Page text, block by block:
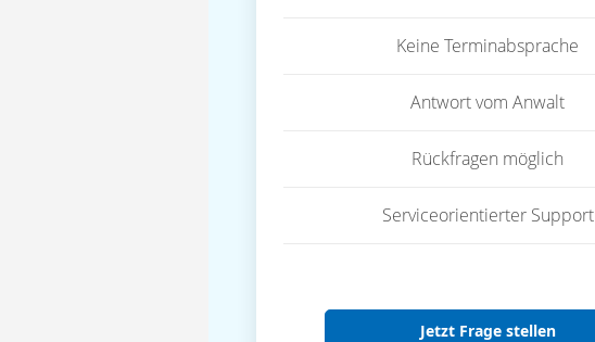
Keine Terminabsprache
Antwort vom Anwalt
Rückfragen möglich
Serviceorientierter Support
Jetzt Frage stellen